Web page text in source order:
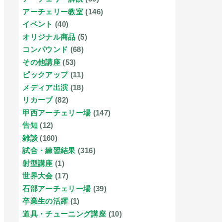
アーチェリー教室 (146)
イベント (40)
オリジナル商品 (5)
コンパウンド (68)
その他講座 (53)
ピックアップ (11)
メディア出演 (18)
リカーブ (82)
甲西アーチェリー場 (147)
告知 (12)
雑談 (160)
試合・練習結果 (316)
射型講座 (1)
世界大会 (17)
石部アーチェリー場 (39)
卒業生の活躍 (1)
道具・チューニング講座 (10)